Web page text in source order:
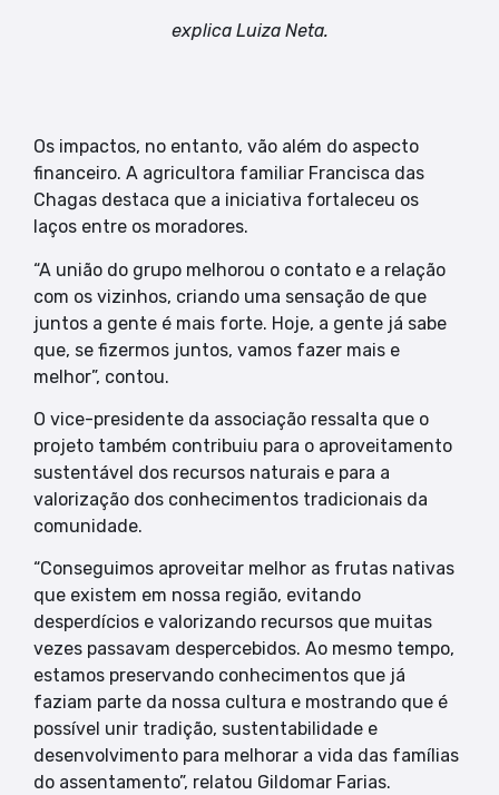
explica Luiza Neta.
Os impactos, no entanto, vão além do aspecto
financeiro. A agricultora familiar Francisca das
Chagas destaca que a iniciativa fortaleceu os
laços entre os moradores.
“A união do grupo melhorou o contato e a relação
com os vizinhos, criando uma sensação de que
juntos a gente é mais forte. Hoje, a gente já sabe
que, se fizermos juntos, vamos fazer mais e
melhor”, contou.
O vice-presidente da associação ressalta que o
projeto também contribuiu para o aproveitamento
sustentável dos recursos naturais e para a
valorização dos conhecimentos tradicionais da
comunidade.
“Conseguimos aproveitar melhor as frutas nativas
que existem em nossa região, evitando
desperdícios e valorizando recursos que muitas
vezes passavam despercebidos. Ao mesmo tempo,
estamos preservando conhecimentos que já
faziam parte da nossa cultura e mostrando que é
possível unir tradição, sustentabilidade e
desenvolvimento para melhorar a vida das famílias
do assentamento”, relatou Gildomar Farias.